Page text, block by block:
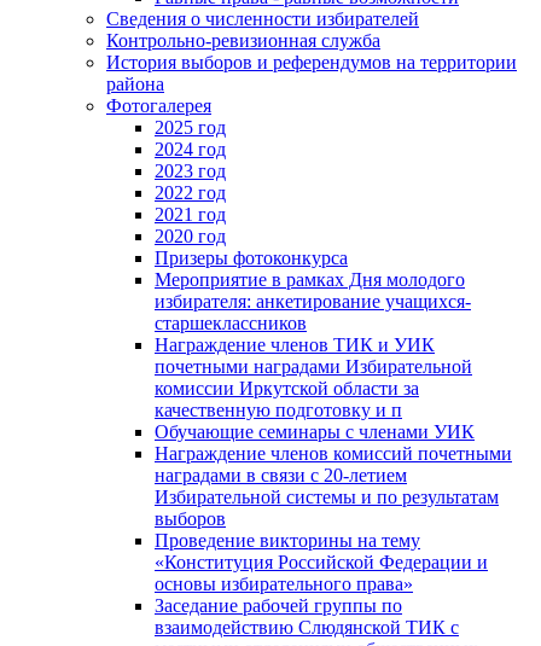
Сведения о численности избирателей
Контрольно-ревизионная служба
История выборов и референдумов на территории
района
Фотогалерея
2025 год
2024 год
2023 год
2022 год
2021 год
2020 год
Призеры фотоконкурса
Мероприятие в рамках Дня молодого
избирателя: анкетирование учащихся-
старшеклассников
Награждение членов ТИК и УИК
почетными наградами Избирательной
комиссии Иркутской области за
качественную подготовку и п
Обучающие семинары с членами УИК
Награждение членов комиссий почетными
наградами в связи с 20-летием
Избирательной системы и по результатам
выборов
Проведение викторины на тему
«Конституция Российской Федерации и
основы избирательного права»
Заседание рабочей группы по
взаимодействию Слюдянской ТИК с